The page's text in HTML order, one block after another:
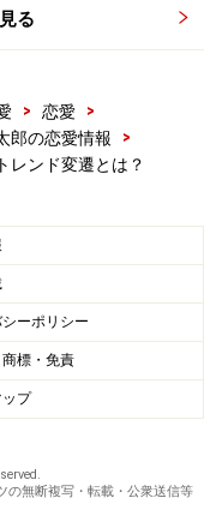
式で開催される「合
加者の興味関心を
るようになりまし
イベント、趣味の
試みている状況で
（趣味コン）の開
人数確保や男女比
飲食物などを含め
り、参加者の満足
る
> 恋愛
>
郎の恋愛情報
>
レンド変遷とは？
ーポリシー
標・免責
プ
の無断複写・転載・公衆送信等